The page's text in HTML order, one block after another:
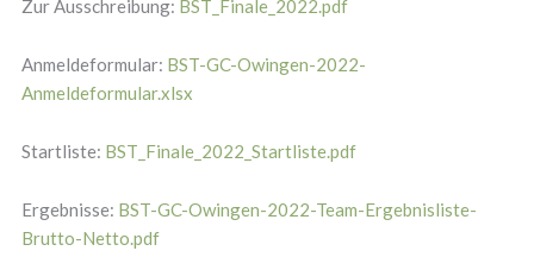
Zur Ausschreibung: BST_Finale_2022.pdf
Anmeldeformular: BST-GC-Owingen-2022-
Anmeldeformular.xlsx
Startliste: BST_Finale_2022_Startliste.pdf
Ergebnisse: BST-GC-Owingen-2022-Team-Ergebnisliste-
Brutto-Netto.pdf